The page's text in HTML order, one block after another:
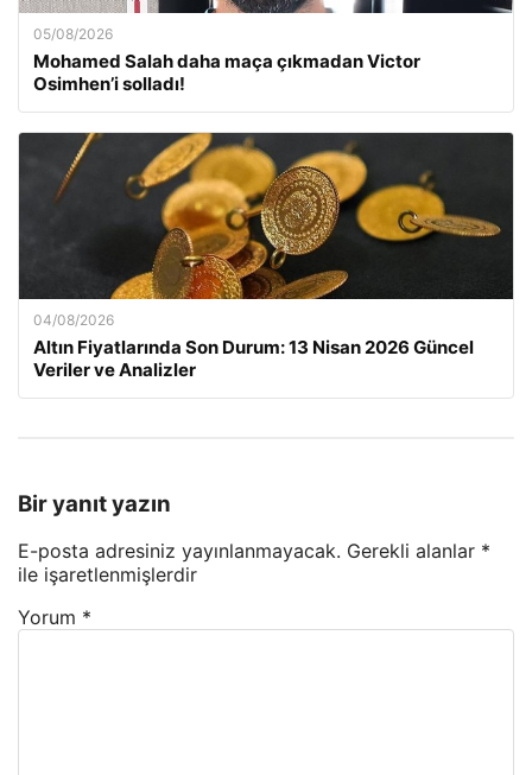
05/08/2026
Mohamed Salah daha maça çıkmadan Victor
Osimhen’i solladı!
04/08/2026
Altın Fiyatlarında Son Durum: 13 Nisan 2026 Güncel
Veriler ve Analizler
Bir yanıt yazın
E-posta adresiniz yayınlanmayacak. Gerekli alanlar *
ile işaretlenmişlerdir
Yorum *